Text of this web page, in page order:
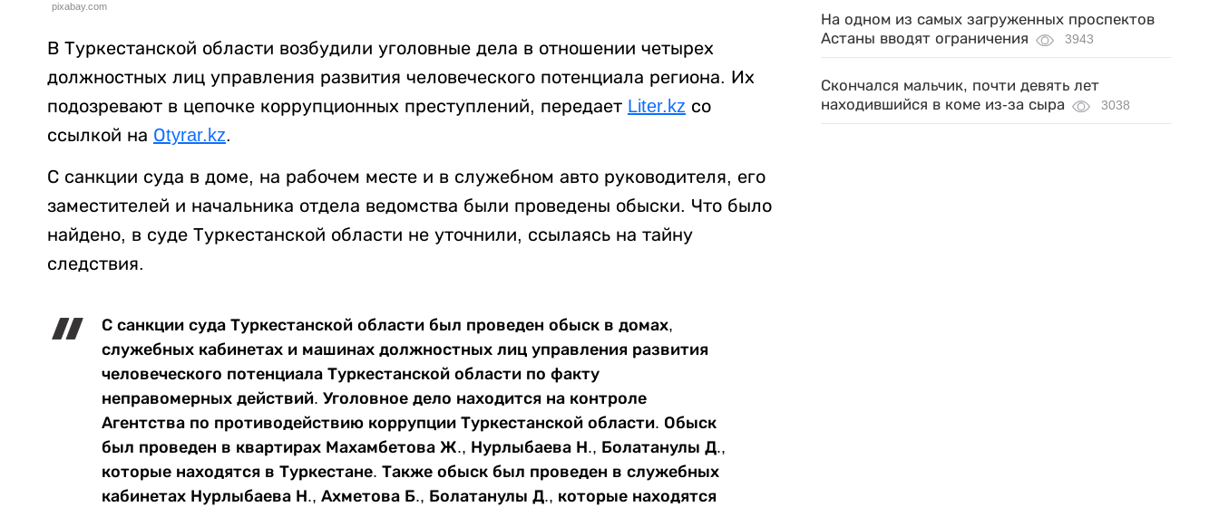
pixabay.com
В Туркестанской области возбудили уголовные дела в отношении четырех
должностных лиц управления развития человеческого потенциала региона. Их
подозревают в цепочке коррупционных преступлений, передает Liter.kz со
ссылкой на Оtyrar.kz.
С санкции суда в доме, на рабочем месте и в служебном авто руководителя, его
заместителей и начальника отдела ведомства были проведены обыски. Что было
найдено, в суде Туркестанской области не уточнили, ссылаясь на тайну
следствия.
С санкции суда Туркестанской области был проведен обыск в домах,
служебных кабинетах и машинах должностных лиц управления развития
человеческого потенциала Туркестанской области по факту
неправомерных действий. Уголовное дело находится на контроле
Агентства по противодействию коррупции Туркестанской области. Обыск
был проведен в квартирах Махамбетова Ж., Нурлыбаева Н., Болатанулы Д.,
которые находятся в Туркестане. Также обыск был проведен в служебных
кабинетах Нурлыбаева Н., Ахметова Б., Болатанулы Д., которые находятся
На одном из самых загруженных проспектов
Астаны вводят ограничения
3943
Скончался мальчик, почти девять лет
находившийся в коме из-за сыра
3038